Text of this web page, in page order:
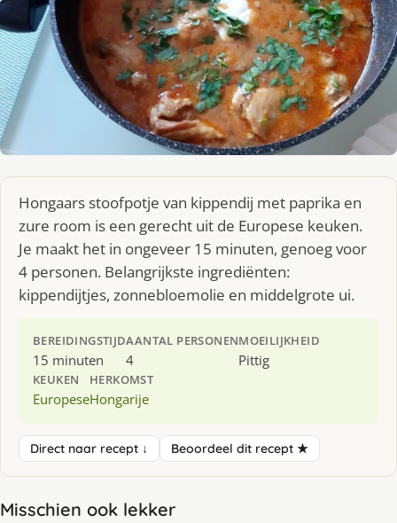
Hongaars stoofpotje van kippendij met paprika en
zure room is een gerecht uit de Europese keuken.
Je maakt het in ongeveer 15 minuten, genoeg voor
4 personen. Belangrijkste ingrediënten:
kippendijtjes, zonnebloemolie en middelgrote ui.
BEREIDINGSTIJD
15 minuten
AANTAL PERSONEN
4
MOEILIJKHEID
Pittig
KEUKEN
Europese
HERKOMST
Hongarije
Direct naar recept ↓ Beoordeel dit recept ★
Misschien ook lekker